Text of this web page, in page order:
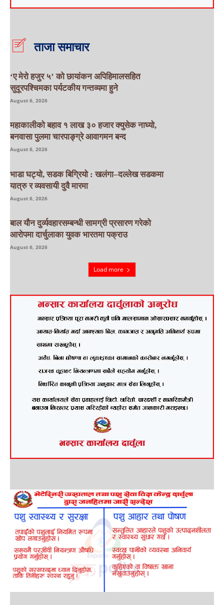
ताजा समाचार
‘ए मेरो हजुर ५’ को छायांकन अपिहिमालसहित
सुदूरपश्चिमका पर्यटकीय गन्तव्यमा हुने
August 6, 2026
महाकालीको बहाव १ लाख ३० हजार क्युसेक नाघ्यो,
बनवासा पुलमा चारपाङ्ग्रे आवागमन बन्द
August 6, 2026
भाडा घट्यो, सडक बिग्रियो : खलंगा–दल्लेख सडकमा
यात्रु र व्यवसायी दुवै मारमा
August 6, 2026
बाल यौन दुर्व्यवहारसम्बन्धी सामग्री प्रसारण गरेको
आरोपमा दार्चुलाका युवक भारतमा पक्राउ
August 6, 2026
Load more